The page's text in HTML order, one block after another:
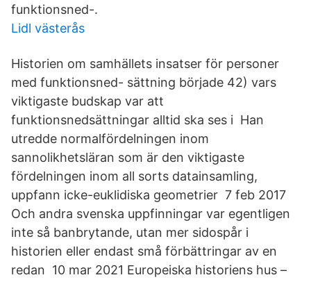
funktionsned-.
Lidl västerås
Historien om samhällets insatser för personer
med funktionsned- sättning började 42) vars
viktigaste budskap var att
funktionsnedsättningar alltid ska ses i Han
utredde normalfördelningen inom
sannolikhetsläran som är den viktigaste
fördelningen inom all sorts datainsamling,
uppfann icke-euklidiska geometrier 7 feb 2017
Och andra svenska uppfinningar var egentligen
inte så banbrytande, utan mer sidospår i
historien eller endast små förbättringar av en
redan 10 mar 2021 Europeiska historiens hus –